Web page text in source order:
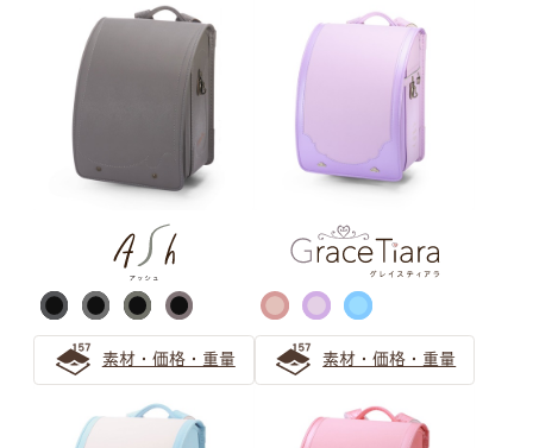
オレンジのランドセルで彩る6年間 萬勇鞄ランドセルの
先輩ご家族の声
ブラウン ランドセルの選び方
【保存版】ブラウンのランドセルは大人可愛い！女の子か
茶色（ブラウン系）ランドセル シックで上品なデザイン
をご紹介
大人可愛いブラウンのランドセルは人気急上昇中！
パープル ランドセルの選び方
素材・価格・重量 素材・価格・重量